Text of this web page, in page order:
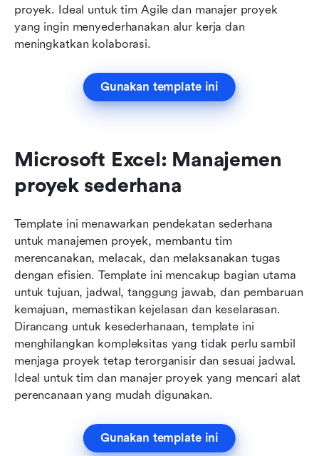
proyek. Ideal untuk tim Agile dan manajer proyek
yang ingin menyederhanakan alur kerja dan
meningkatkan kolaborasi.
Gunakan template ini
Microsoft Excel: Manajemen
proyek sederhana
Template ini menawarkan pendekatan sederhana
untuk manajemen proyek, membantu tim
merencanakan, melacak, dan melaksanakan tugas
dengan efisien. Template ini mencakup bagian utama
untuk tujuan, jadwal, tanggung jawab, dan pembaruan
kemajuan, memastikan kejelasan dan keselarasan.
Dirancang untuk kesederhanaan, template ini
menghilangkan kompleksitas yang tidak perlu sambil
menjaga proyek tetap terorganisir dan sesuai jadwal.
Ideal untuk tim dan manajer proyek yang mencari alat
perencanaan yang mudah digunakan.
Gunakan template ini